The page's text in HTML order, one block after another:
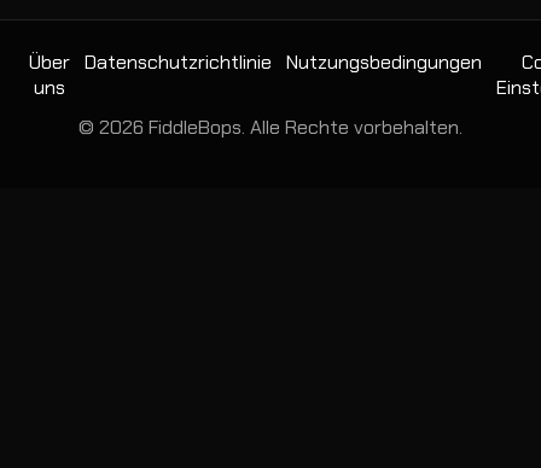
Über
uns
Datenschutzrichtlinie Nutzungsbedingungen
© 2026 FiddleBops. Alle Rechte vorbehalten.